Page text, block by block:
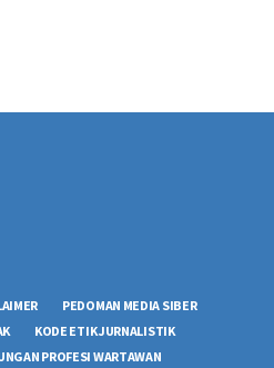
PEDOMAN MEDIA SIBER
KODE ETIK JURNALISTIK
PROFESI WARTAWAN